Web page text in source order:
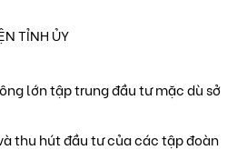
TỈNH ỦY
lớn tập trung đầu tư mặc dù sở
thu hút đầu tư của các tập đoàn